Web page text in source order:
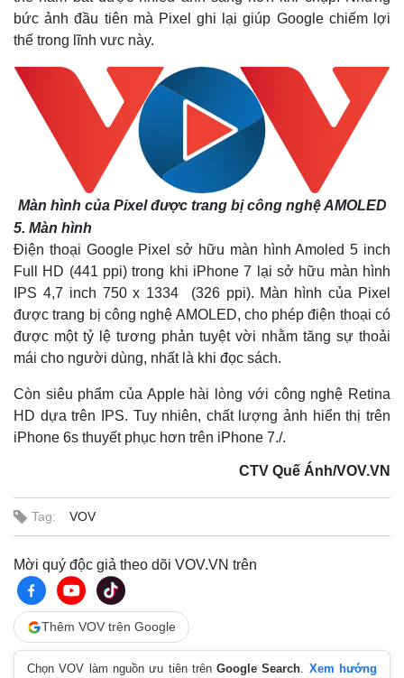
bức ảnh đầu tiên mà Pixel ghi lại giúp Google chiếm lợi
thế trong lĩnh vưc này.
Màn hình của Pixel được trang bị công nghệ AMOLED
5. Màn hình
Điện thoại Google Pixel sở hữu màn hình Amoled 5 inch
Full HD (441 ppi) trong khi iPhone 7 lại sở hữu màn hình
IPS 4,7 inch 750 x 1334 (326 ppi). Màn hình của Pixel
được trang bị công nghệ AMOLED, cho phép điện thoại có
được một tỷ lệ tương phản tuyệt vời nhằm tăng sự thoải
mái cho người dùng, nhất là khi đọc sách.
Còn siêu phẩm của Apple hài lòng với công nghệ Retina
HD dựa trên IPS. Tuy nhiên, chất lượng ảnh hiển thị trên
iPhone 6s thuyết phục hơn trên iPhone 7./.
CTV Quế Ánh/VOV.VN
Tag: VOV
Mời quý độc giả theo dõi VOV.VN trên
Thêm VOV trên Google
Chọn VOV làm nguồn ưu tiên trênGoogle Search. Xem hướng